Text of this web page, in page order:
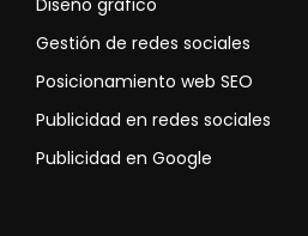
Gestión de redes sociales
Posicionamiento web SEO
Publicidad en redes sociales
Publicidad en Google